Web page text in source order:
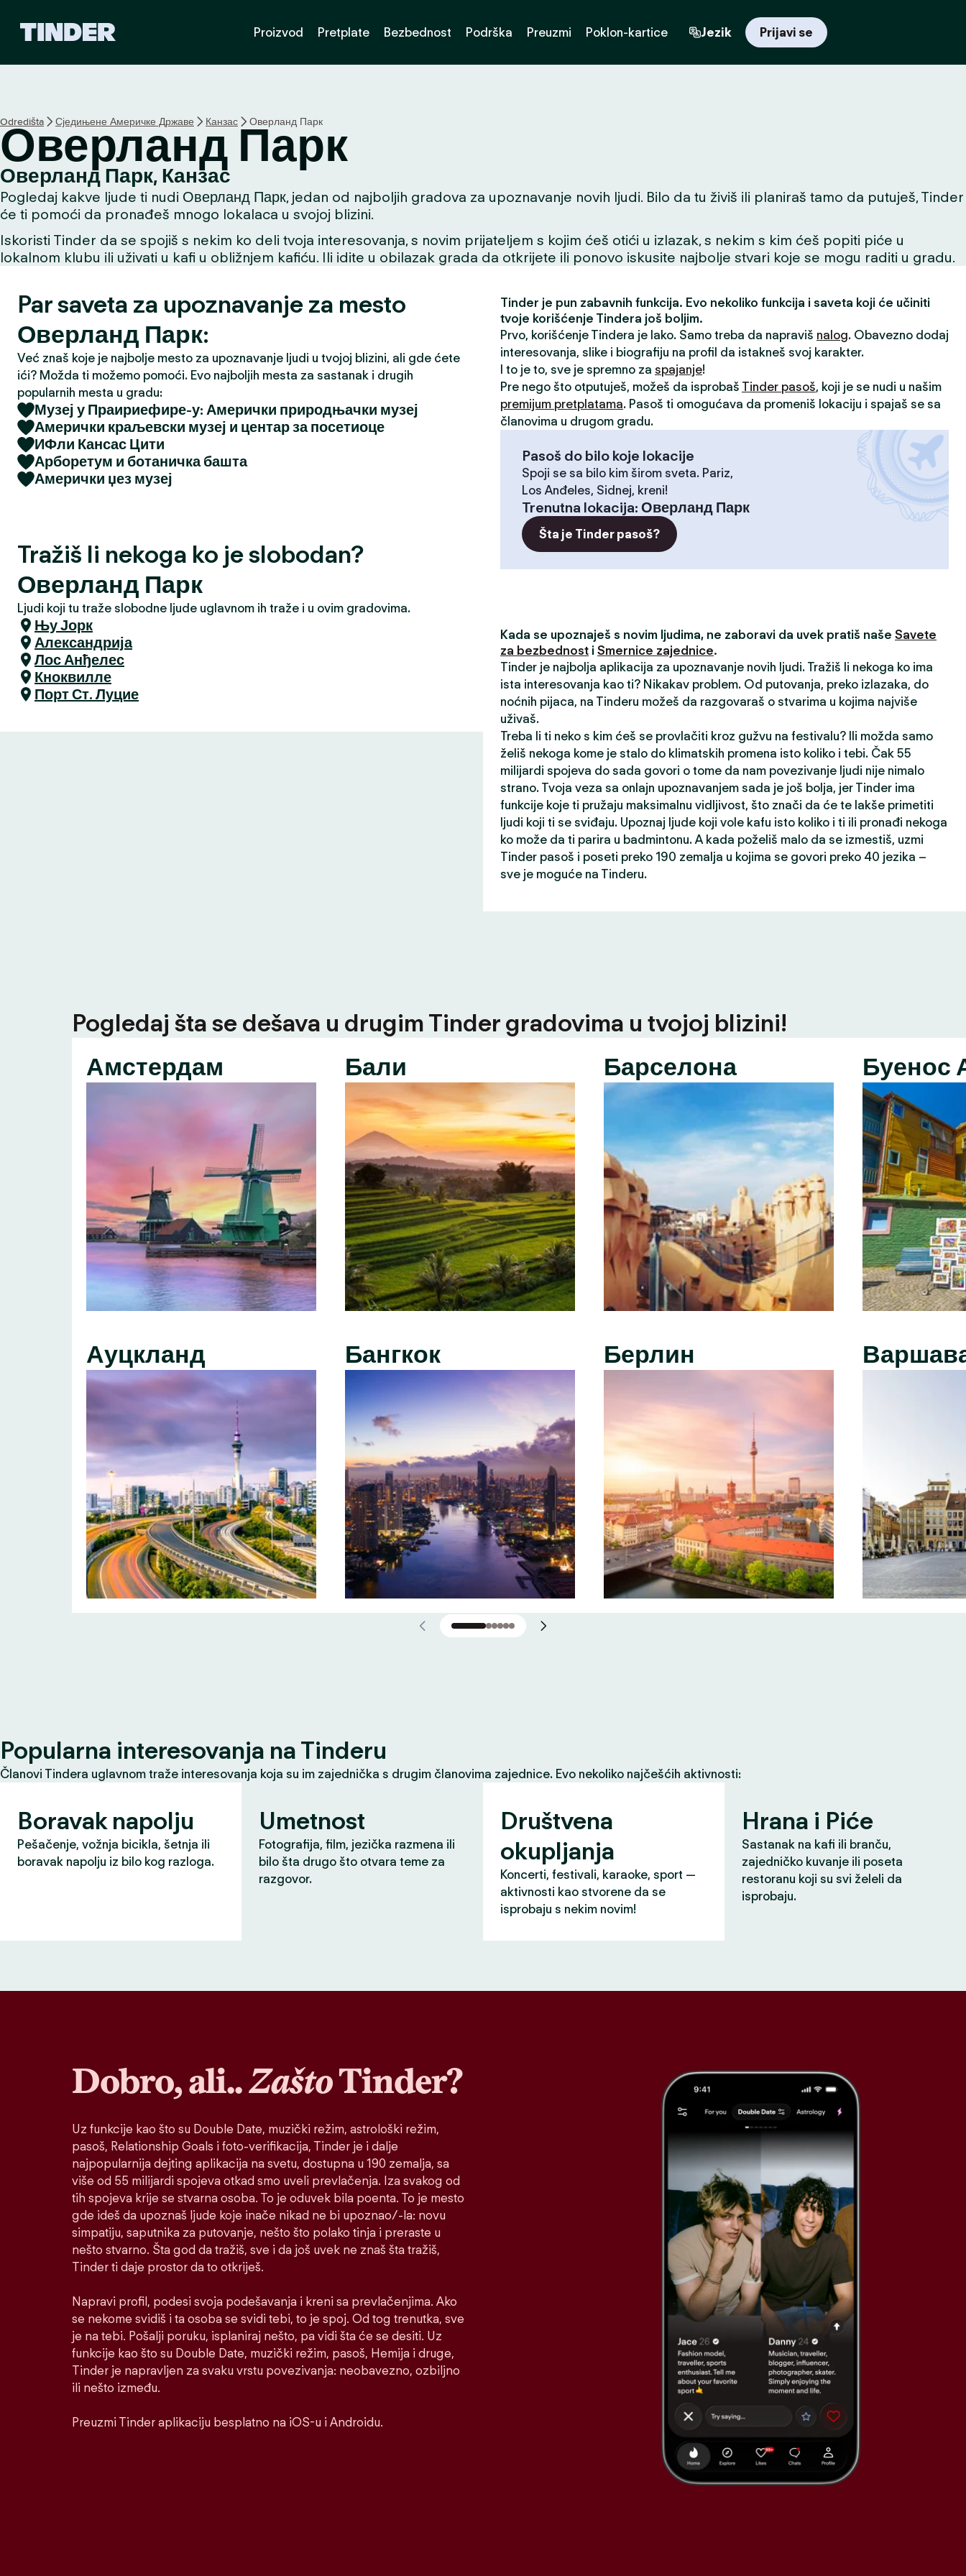
p
o
č
e
t
n
a
t
r
i
c
a
Proizvod Pretplate Bezbednost Podrška Preuzmi Poklon-kartice Jezik Prijavi se
Odredišta Сједињене Америчке Државе Канзас Оверланд Парк
Оверланд Парк
Оверланд Парк, Канзас
Pogledaj kakve ljude ti nudi Оверланд Парк, jedan od najboljih gradova za upoznavanje novih ljudi. Bilo da tu živiš ili planiraš tamo da putuješ, Tinder
će ti pomoći da pronađeš mnogo lokalaca u svojoj blizini.
Iskoristi Tinder da se spojiš s nekim ko deli tvoja interesovanja, s novim prijateljem s kojim ćeš otići u izlazak, s nekim s kim ćeš popiti piće u
lokalnom klubu ili uživati u kafi u obližnjem kafiću. Ili idite u obilazak grada da otkrijete ili ponovo iskusite najbolje stvari koje se mogu raditi u gradu.
Par saveta za upoznavanje za mesto
Оверланд Парк:
Već znaš koje je najbolje mesto za upoznavanje ljudi u tvojoj blizini, ali gde ćete
ići? Možda ti možemo pomoći. Evo najboljih mesta za sastanak i drugih
popularnih mesta u gradu:
Музеј у Праириефире-у: Амерички природњачки музеј
Амерички краљевски музеј и центар за посетиоце
ИФли Кансас Цити
Арборетум и ботаничка башта
Амерички џез музеј
Tražiš li nekoga ko je slobodan?
Оверланд Парк
Ljudi koji tu traže slobodne ljude uglavnom ih traže i u ovim gradovima.
Њу Јорк
Александрија
Лос Анђелес
Кноквилле
Порт Ст. Луцие
Tinder je pun zabavnih funkcija. Evo nekoliko funkcija i saveta koji će učiniti
tvoje korišćenje Tindera još boljim.
Prvo, korišćenje Tindera je lako. Samo treba da napraviš nalog. Obavezno dodaj
interesovanja, slike i biografiju na profil da istakneš svoj karakter.
I to je to, sve je spremno za spajanje!
Pre nego što otputuješ, možeš da isprobaš Tinder pasoš, koji je se nudi u našim
premijum pretplatama. Pasoš ti omogućava da promeniš lokaciju i spajaš se sa
članovima u drugom gradu.
Pasoš do bilo koje lokacije
Spoji se sa bilo kim širom sveta. Pariz,
Los Anđeles, Sidnej, kreni!
Trenutna lokacija: Оверланд Парк
Šta je Tinder pasoš?
Kada se upoznaješ s novim ljudima, ne zaboravi da uvek pratiš naše Savete
za bezbednost i Smernice zajednice.
Tinder je najbolja aplikacija za upoznavanje novih ljudi. Tražiš li nekoga ko ima
ista interesovanja kao ti? Nikakav problem. Od putovanja, preko izlazaka, do
noćnih pijaca, na Tinderu možeš da razgovaraš o stvarima u kojima najviše
uživaš.
Treba li ti neko s kim ćeš se provlačiti kroz gužvu na festivalu? Ili možda samo
želiš nekoga kome je stalo do klimatskih promena isto koliko i tebi. Čak 55
milijardi spojeva do sada govori o tome da nam povezivanje ljudi nije nimalo
strano. Tvoja veza sa onlajn upoznavanjem sada je još bolja, jer Tinder ima
funkcije koje ti pružaju maksimalnu vidljivost, što znači da će te lakše primetiti
ljudi koji ti se sviđaju. Upoznaj ljude koji vole kafu isto koliko i ti ili pronađi nekoga
ko može da ti parira u badmintonu. A kada poželiš malo da se izmestiš, uzmi
Tinder pasoš i poseti preko 190 zemalja u kojima se govori preko 40 jezika –
sve je moguće na Tinderu.
Pogledaj šta se dešava u drugim Tinder gradovima u tvojoj blizini!
Амстердам
Ауцкланд
Бали
Бангкок
Барселона
Берлин
Буенос
Popularna interesovanja na Tinderu
Članovi Tindera uglavnom traže interesovanja koja su im zajednička s drugim članovima zajednice. Evo nekoliko najčešćih aktivnosti:
Boravak napolju
Pešačenje, vožnja bicikla, šetnja ili
boravak napolju iz bilo kog razloga.
Umetnost
Fotografija, film, jezička razmena ili
bilo šta drugo što otvara teme za
razgovor.
Društvena
okupljanja
Koncerti, festivali, karaoke, sport —
aktivnosti kao stvorene da se
isprobaju s nekim novim!
Hrana i Piće
Sastanak na kafi ili branču,
zajedničko kuvanje ili poseta
restoranu koji su svi želeli da
isprobaju.
Dobro, ali..ZaštoTinder?
Uz funkcije kao što su Double Date, muzički režim, astrološki režim,
pasoš, Relationship Goals i foto-verifikacija, Tinder je i dalje
najpopularnija dejting aplikacija na svetu, dostupna u 190 zemalja, sa
više od 55 milijardi spojeva otkad smo uveli prevlačenja. Iza svakog od
tih spojeva krije se stvarna osoba. To je oduvek bila poenta. To je mesto
gde ideš da upoznaš ljude koje inače nikad ne bi upoznao/-la: novu
simpatiju, saputnika za putovanje, nešto što polako tinja i preraste u
nešto stvarno. Šta god da tražiš, sve i da još uvek ne znaš šta tražiš,
Tinder ti daje prostor da to otkriješ.
Napravi profil, podesi svoja podešavanja i kreni sa prevlačenjima. Ako
se nekome svidiš i ta osoba se svidi tebi, to je spoj. Od tog trenutka, sve
je na tebi. Pošalji poruku, isplaniraj nešto, pa vidi šta će se desiti. Uz
funkcije kao što su Double Date, muzički režim, pasoš, Hemija i druge,
Tinder je napravljen za svaku vrstu povezivanja: neobavezno, ozbiljno
ili nešto između.
Preuzmi Tinder aplikaciju besplatno na iOS-u i Androidu.